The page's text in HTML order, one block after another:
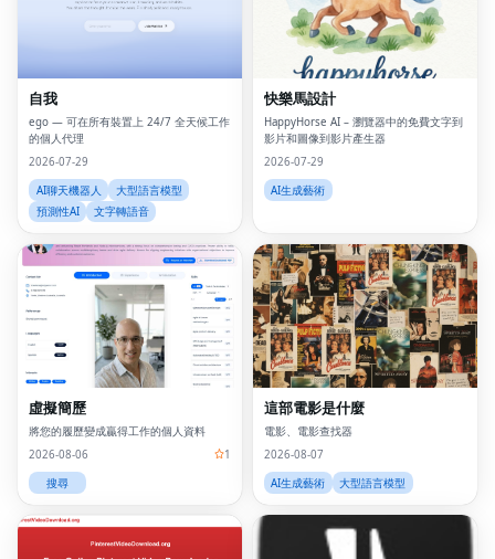
自我
ego — 可在所有裝置上 24/7 全天候工作
的個人代理
2026-07-29
AI聊天機器人
大型語言模型
預測性AI
文字轉語音
快樂馬設計
HappyHorse AI – 瀏覽器中的免費文字到
影片和圖像到影片產生器
2026-07-29
AI生成藝術
虛擬簡歷
將您的履歷變成贏得工作的個人資料
2026-08-06
1
搜尋
這部電影是什麼
電影、電影查找器
2026-08-07
AI生成藝術
大型語言模型